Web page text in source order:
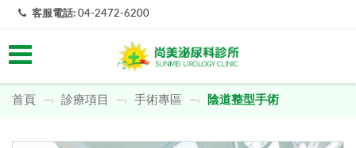
客服電話: 04-2472-6200
首頁 —› 診療項目 —› 手術專區 —› 陰道整型手術